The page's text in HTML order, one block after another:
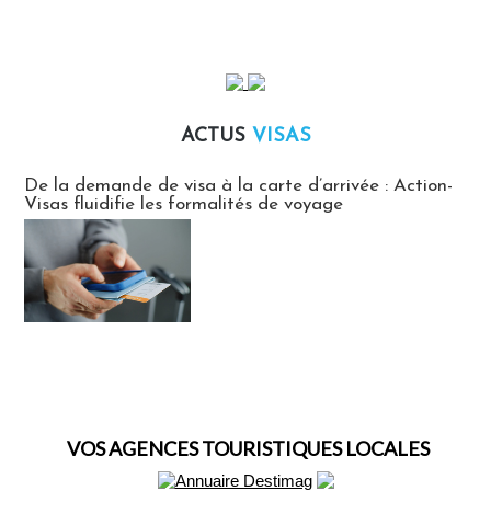
ACTUS VISAS
De la demande de visa à la carte d’arrivée : Action-
Visas fluidifie les formalités de voyage
VOS AGENCES TOURISTIQUES LOCALES